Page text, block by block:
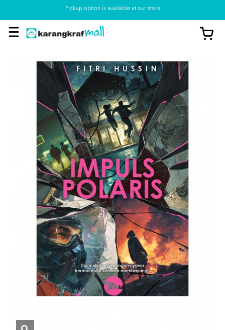
Pickup option is available at our store